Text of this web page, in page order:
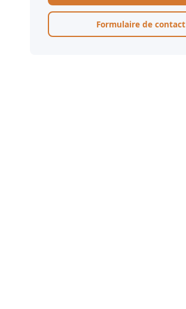
Formulaire de contact